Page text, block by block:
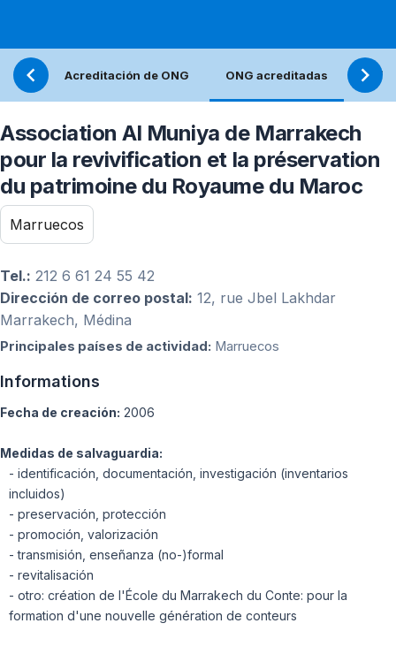
Acreditación de ONG ONG acreditadas
Association Al Muniya de Marrakech
pour la revivification et la préservation
du patrimoine du Royaume du Maroc
Marruecos
Tel.: 212 6 61 24 55 42
Dirección de correo postal: 12, rue Jbel Lakhdar
Marrakech, Médina
Principales países de actividad: Marruecos
Informations
Fecha de creación: 2006
Medidas de salvaguardia:
- identificación, documentación, investigación (inventarios
incluidos)
- preservación, protección
- promoción, valorización
- transmisión, enseñanza (no-)formal
- revitalisación
- otro: création de l'École du Marrakech du Conte: pour la
formation d'une nouvelle génération de conteurs